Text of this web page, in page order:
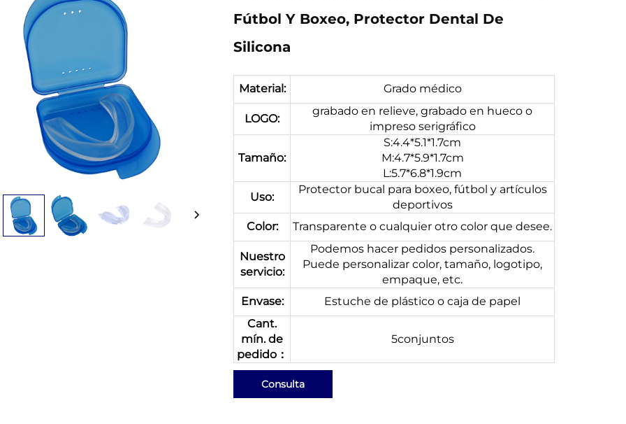
Fútbol Y Boxeo, Protector Dental De
Silicona
Material: Grado médico
LOGO:
grabado en relieve, grabado en hueco o
impreso serigráfico
Tamaño:
S:4.4*5.1*1.7cm
M:4.7*5.9*1.7cm
L:5.7*6.8*1.9cm
Uso:
Protector bucal para boxeo, fútbol y artículos
deportivos
Color:
Transparente o cualquier otro color que desee.
Nuestro
servicio:
Podemos hacer pedidos personalizados.
Puede personalizar color, tamaño, logotipo,
empaque, etc.
Envase:
Estuche de plástico o caja de papel
Cant.
mín. de
pedido：
5conjuntos
Consulta